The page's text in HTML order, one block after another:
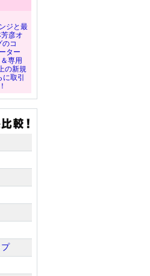
ジと最
彦オ
のコ
ター
専用
の新規
取引